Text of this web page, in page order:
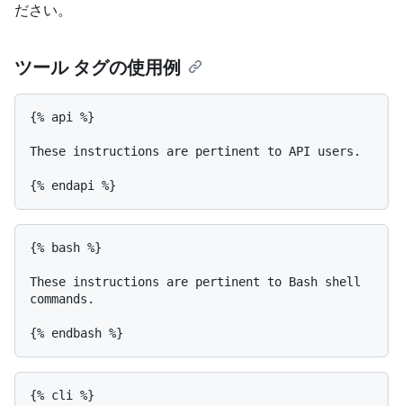
ださい。
ツール タグの使用例
{% api %}
These instructions are pertinent to API users.
{% bash %}
These instructions are pertinent to Bash shell
commands.
{% cli %}